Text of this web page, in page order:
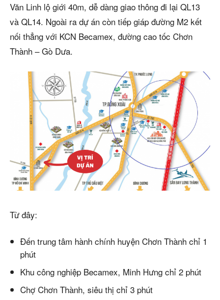
Văn Linh lộ giới 40m, dễ dàng giao thông đi lại QL13
và QL14. Ngoài ra dự án còn tiếp giáp đường M2 kết
nối thẳng với KCN Becamex, đường cao tốc Chơn
Thành – Gò Dưa.
Từ đây:
Đến trung tâm hành chính huyện Chơn Thành chỉ 1
phút
Khu công nghiệp Becamex, Minh Hưng chỉ 2 phút
Chợ Chơn Thành, siêu thị chỉ 3 phút